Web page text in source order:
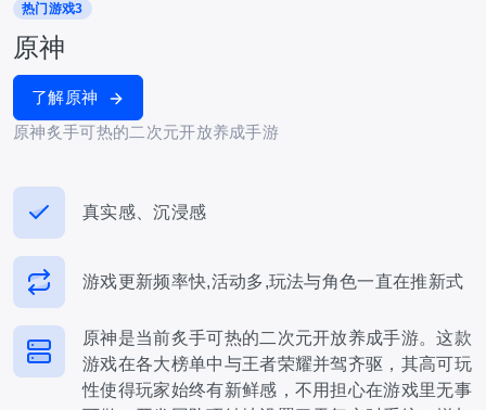
热门游戏3
原神
了解原神
原神炙手可热的二次元开放养成手游
真实感、沉浸感
游戏更新频率快,活动多,玩法与角色一直在推新式
原神是当前炙手可热的二次元开放养成手游。这款
游戏在各大榜单中与王者荣耀并驾齐驱，其高可玩
性使得玩家始终有新鲜感，不用担心在游戏里无事